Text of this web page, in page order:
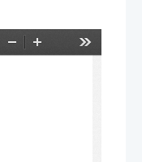
Pomanjšaj